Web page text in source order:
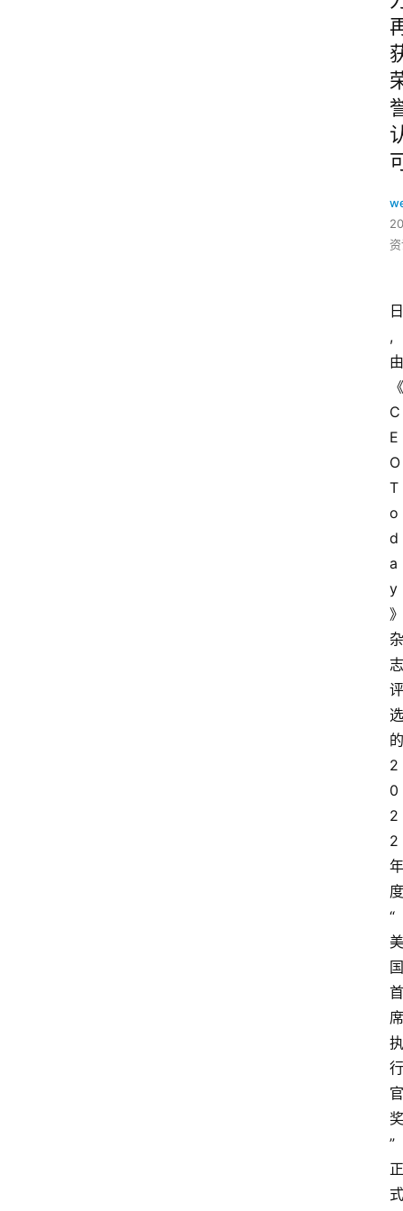
日
,
由
《
C
E
O
T
o
d
a
y
》
杂
志
评
选
的
2
0
2
2
年
度
“
美
国
首
席
执
行
官
奖
”
正
式